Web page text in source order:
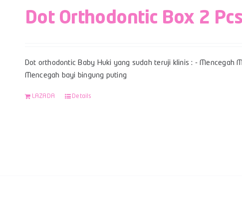
Dot Orthodontic Box 2 Pcs
Dot orthodontic Baby Huki yang sudah teruji klinis : - Mencegah
Mencegah bayi bingung puting
LAZADA Details